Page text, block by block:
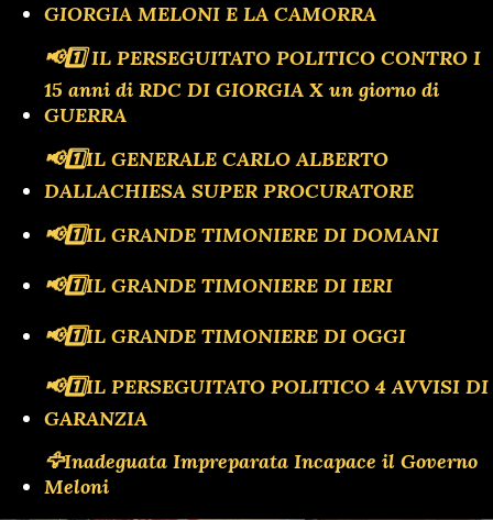
GIORGIA MELONI E LA CAMORRA
📢1️⃣ IL PERSEGUITATO POLITICO CONTRO I
15 anni di RDC DI GIORGIA X un giorno di
GUERRA
📢1️⃣IL GENERALE CARLO ALBERTO
DALLACHIESA SUPER PROCURATORE
📢1️⃣IL GRANDE TIMONIERE DI DOMANI
📢1️⃣IL GRANDE TIMONIERE DI IERI
📢1️⃣IL GRANDE TIMONIERE DI OGGI
📢1️⃣IL PERSEGUITATO POLITICO 4 AVVISI DI
GARANZIA
🦅Inadeguata Impreparata Incapace il Governo
Meloni